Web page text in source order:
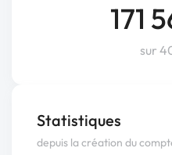
171
sur
Statistiques
depuis la création du